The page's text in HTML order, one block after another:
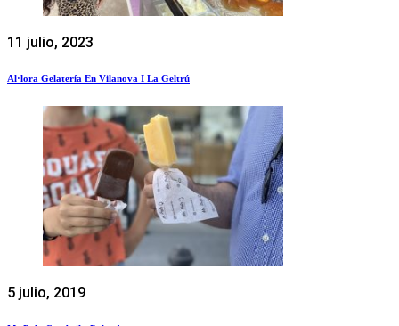
11 julio, 2023
Al·lora Gelatería En Vilanova I La Geltrú
5 julio, 2019